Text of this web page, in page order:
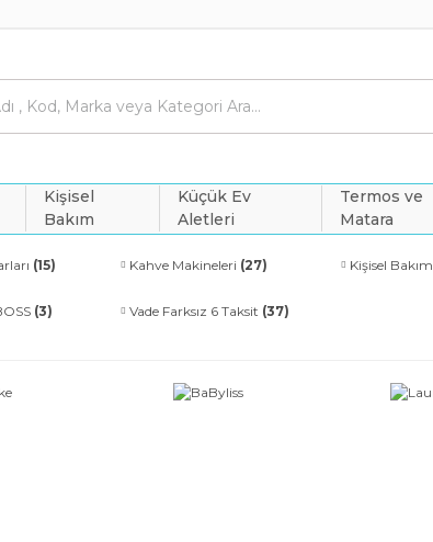
Kişisel
Bakım
Küçük Ev
Aletleri
Termos ve
Matara
(15) Kahve Makineleri (27) Kişisel Bakım
(3) Vade Farksız 6 Taksit (37)